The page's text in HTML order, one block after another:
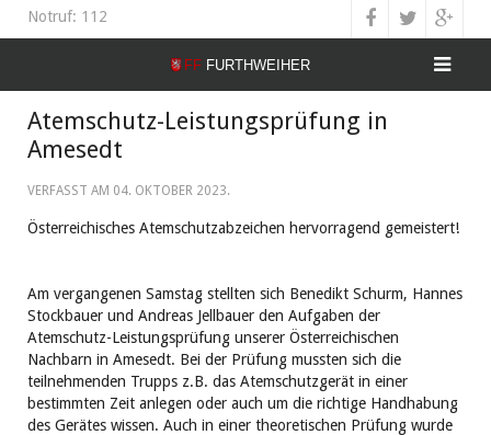
Notruf: 112
Atemschutz-Leistungsprüfung in
Amesedt
VERFASST AM 04. OKTOBER 2023.
Österreichisches Atemschutzabzeichen hervorragend gemeistert!
Am vergangenen Samstag stellten sich Benedikt Schurm, Hannes
Stockbauer und Andreas Jellbauer den Aufgaben der
Atemschutz-Leistungsprüfung unserer Österreichischen
Nachbarn in Amesedt. Bei der Prüfung mussten sich die
teilnehmenden Trupps z.B. das Atemschutzgerät in einer
bestimmten Zeit anlegen oder auch um die richtige Handhabung
des Gerätes wissen. Auch in einer theoretischen Prüfung wurde